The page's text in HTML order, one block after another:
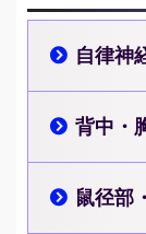
自律神
背中・
鼠径部